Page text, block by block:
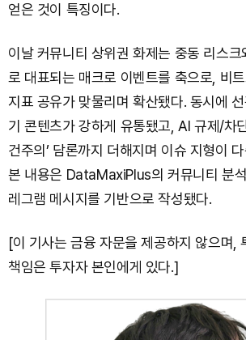
얻은 것이 특징이다.
이날 커뮤니티 상위권 화제는 중동 리스크
로 대표되는 매크로 이벤트를 축으로, 비
지표 공유가 맞물리며 확산됐다. 동시에
기 콘텐츠가 강하게 유통됐고, AI 규제/차
건주의’ 담론까지 더해지며 이슈 지형이
본 내용은 DataMaxiPlus의 커뮤니티 분
레그램 메시지를 기반으로 작성됐다.
[이 기사는 금융 자문을 제공하지 않으며,
책임은 투자자 본인에게 있다.]